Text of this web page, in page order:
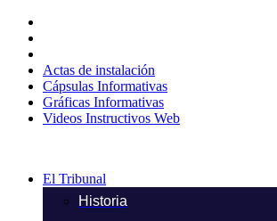
contenido
Actas de instalación
Cápsulas Informativas
Gráficas Informativas
Videos Instructivos Web
El Tribunal
Historia